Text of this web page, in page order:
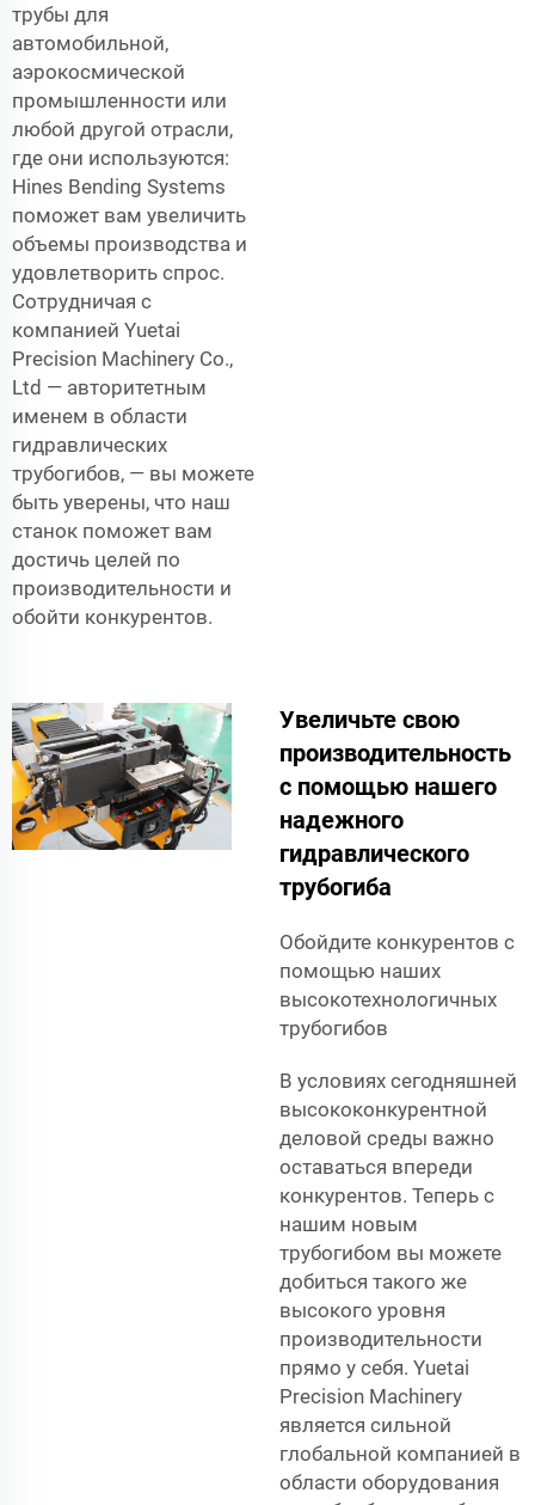
трубы для
автомобильной,
аэрокосмической
промышленности или
любой другой отрасли,
где они используются:
Hines Bending Systems
поможет вам увеличить
объемы производства и
удовлетворить спрос.
Сотрудничая с
компанией Yuetai
Precision Machinery Co.,
Ltd — авторитетным
именем в области
гидравлических
трубогибов, — вы можете
быть уверены, что наш
станок поможет вам
достичь целей по
производительности и
обойти конкурентов.
Увеличьте свою
производительность
с помощью нашего
надежного
гидравлического
трубогиба
Обойдите конкурентов с
помощью наших
высокотехнологичных
трубогибов
В условиях сегодняшней
высококонкурентной
деловой среды важно
оставаться впереди
конкурентов. Теперь с
нашим новым
трубогибом вы можете
добиться такого же
высокого уровня
производительности
прямо у себя. Yuetai
Precision Machinery
является сильной
глобальной компанией в
области оборудования